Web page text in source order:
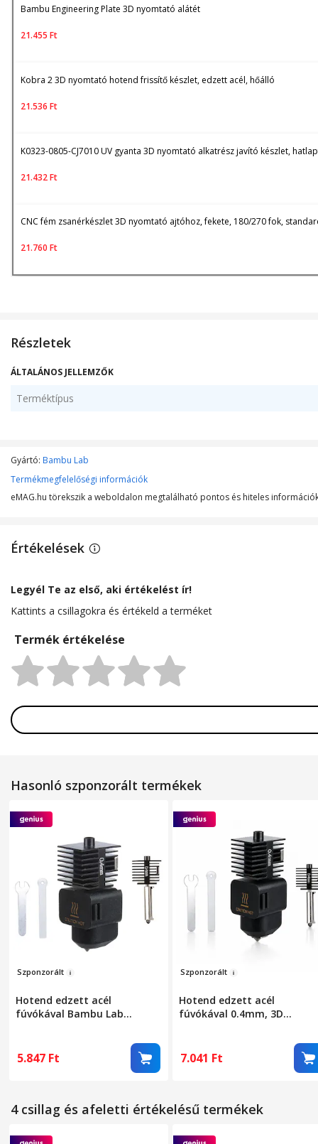
Bambu Engineering Plate 3D nyomtató alátét
21.455 Ft
Kobra 2 3D nyomtató hotend frissítő készlet, edzett acél, hőálló
21.536 Ft
K0323-0805-CJ7010 UV gyanta 3D nyomtató alkatrész javító készlet,
21.432Ft
CNC fém zsanérkészlet 3D nyomtató ajtóhoz, fekete, 180/270 fok,
21.760 Ft
Részletek
ÁLTALÁNOS JELLEMZŐK
Terméktípus
Gyártó: Bambu Lab
Termékmegfelelőségi információk
eMAG.hu törekszik a weboldalon megtalálható pontos és hiteles
Értékelések
Legyél Te az első, aki értékelést ír!
Kattints a csillagokra és értékeld a terméket
Termék értékelése
Hasonló szponzorált termékek
Szponzorált
Hotend edzett acél
fúvókával Bambu Lab
kulcs, 3D nyomtató tartozék
kompatibilis A1 és A1 Mini
5.847 Ft
Szponzorált
Hotend edzett acél
fúvókával 0.4mm, 3D
kompatibilis a Bambu Lab
és A1 Mini nyomtatókkal,
eltömődésálló nyomtatófej
7.041 Ft
4 csillag és afeletti értékelésű termékek